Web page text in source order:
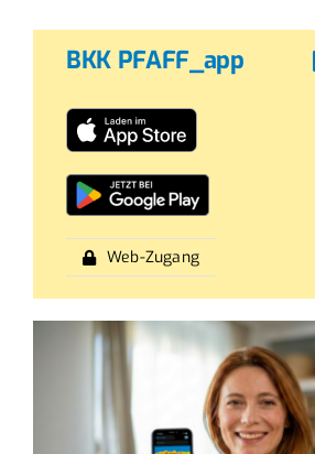
BKK PFAFF_app
Web-Zugang